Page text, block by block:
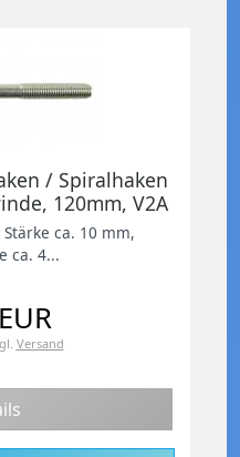
/ Spiralhaken
120mm, V2A
ca. 10 mm,
ca. 4...
Versand